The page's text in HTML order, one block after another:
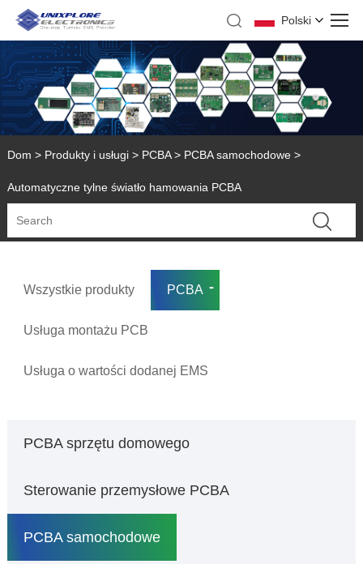
Polski
Dom > Produkty i usługi> PCBA> PCBA samochodowe>
Automatyczne tylne światło hamowania PCBA
Wszystkie produkty PCBA
Usługa montażu PCB
Usługa o wartości dodanej EMS
PCBA sprzętu domowego
Sterowanie przemysłowe PCBA
PCBA samochodowe